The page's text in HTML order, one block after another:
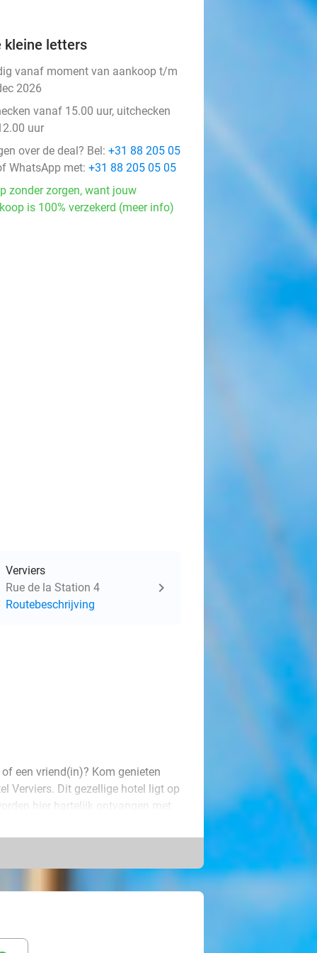
kleine letters
vanaf moment van aankoop t/m
2026
vanaf 15.00 uur, uitchecken
uur
over de deal? Bel: +31 88 205 05
WhatsApp met: +31 88 205 05 05
zonder zorgen, want jouw
is 100% verzekerd (meer info)
Verviers
Rue de la Station 4
Routebeschrijving
een vriend(in)? Kom genieten
Verviers. Dit gezellige hotel ligt op
hier hartelijk ontvangen met
en nog veel meer.
namelijk een heerlijk ontbijtje voor
jullie bovendien extra lang van
in Natuurpark Hoge